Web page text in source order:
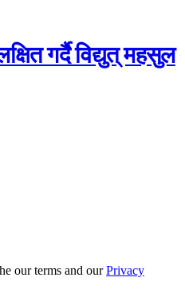
गर्दै विद्युत् महसुल
our terms and ourPrivacy